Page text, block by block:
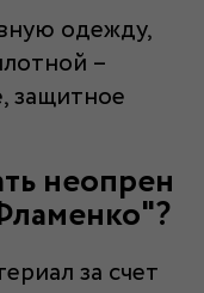
одежду,
–
защитное
неопрен
за счет